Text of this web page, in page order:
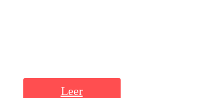
Leer